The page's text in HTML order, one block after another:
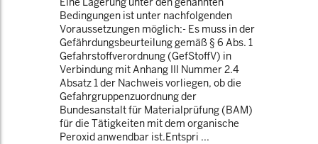
Bedingungen ist unter nachfolgenden
Voraussetzungen möglich:- Es muss in der
Gefährdungsbeurteilung gemäß § 6 Abs. 1
Gefahrstoffverordnung (GefStoffV) in
Verbindung mit Anhang III Nummer 2.4
Absatz 1 der Nachweis vorliegen, ob die
Gefahrgruppenzuordnung der
Bundesanstalt für Materialprüfung (BAM)
für die Tätigkeiten mit dem organische
Peroxid anwendbar ist.Entspri ...